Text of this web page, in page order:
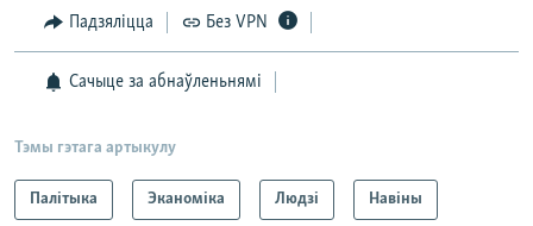
Падзяліцца Без VPN
Сачыце за абнаўленьнямі
Тэмы гэтага артыкулу
Палітыка Эканоміка Людзі Навіны